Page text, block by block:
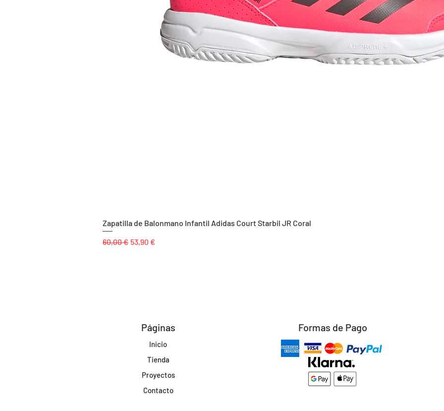
Zapatilla de Balonmano Infantil Adidas Court Starbil JR Coral
Precio
60,00 € Precio de oferta
53,90 €
Páginas
Inicio
Tienda
Proyectos
Contacto
Formas de Pago